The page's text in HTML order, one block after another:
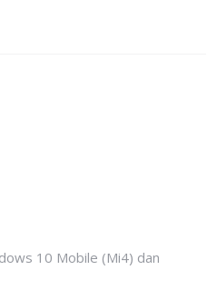
10 Mobile (Mi4) dan